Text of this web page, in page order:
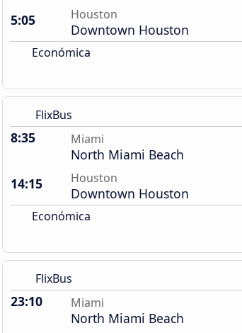
5:05
Houston
Downtown Houston
Económica
FlixBus
8:35 Miami
North Miami Beach
14:15
Houston
Downtown Houston
Económica
FlixBus
23:10 Miami
North Miami Beach